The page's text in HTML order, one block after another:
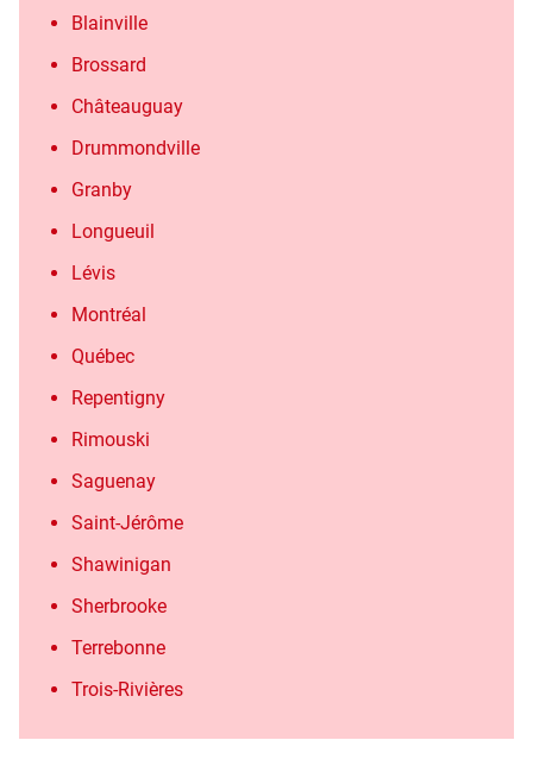
Blainville
Brossard
Châteauguay
Drummondville
Granby
Longueuil
Lévis
Montréal
Québec
Repentigny
Rimouski
Saguenay
Saint-Jérôme
Shawinigan
Sherbrooke
Terrebonne
Trois-Rivières